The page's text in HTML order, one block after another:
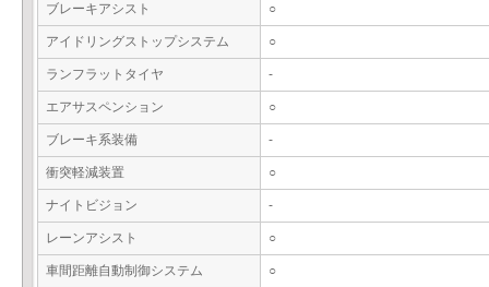
ブレーキアシスト ○
アイドリングストップシステム ○
ランフラットタイヤ -
エアサスペンション ○
ブレーキ系装備 -
衝突軽減装置 ○
ナイトビジョン -
レーンアシスト ○
車間距離自動制御システム ○